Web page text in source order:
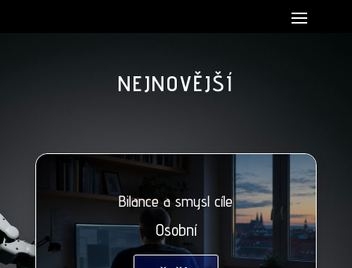
NEJNOVĚJŠÍ
Bilance a smysl cíle
Osobní